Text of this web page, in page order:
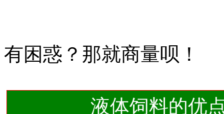
有困惑？那就商量呗！
液体饲料的优